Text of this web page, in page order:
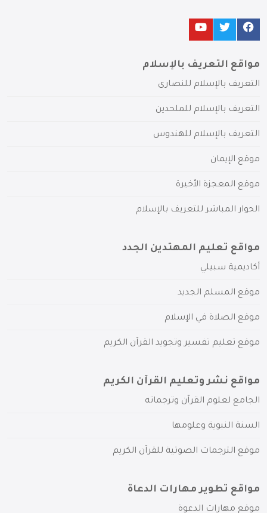
مواقع التعريف بالإسلام
التعريف بالإسلام للنصارى
التعريف بالإسلام للملحدين
التعريف بالإسلام للهندوس
موقع الإيمان
موقع المعجزة الأخيرة
الحوار المباشر للتعريف بالإسلام
مواقع تعليم المهتدين الجدد
أكاديمية سبيلي
موقع المسلم الجديد
موقع الصلاة في الإسلام
موقع تعليم تفسير وتجويد القرآن الكريم
مواقع نشر وتعليم القرآن الكريم
الجامع لعلوم القرآن وترجماته
السنة النبوية وعلومها
موقع الترجمات الصوتية للقرآن الكريم
مواقع تطوير مهارات الدعاة
موقع مهارات الدعوة